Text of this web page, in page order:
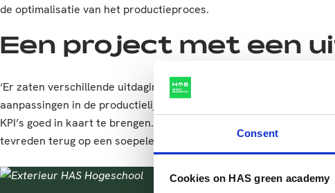
Consent
Cookies on HAS green academy
de optimalisatie van het productieproces.
Een project met een
‘Er zaten verschillende uitdagingen in dit project’, zo vertelt
aanpassingen in de productielijn noodzakelijk. Deze werden
KPI’s goed in kaart te brengen.’ Ondanks de hectiek die de
tevreden terug op een soepele samenwerking.